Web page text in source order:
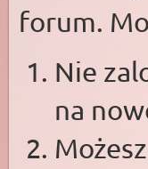
forum.
Nie
na